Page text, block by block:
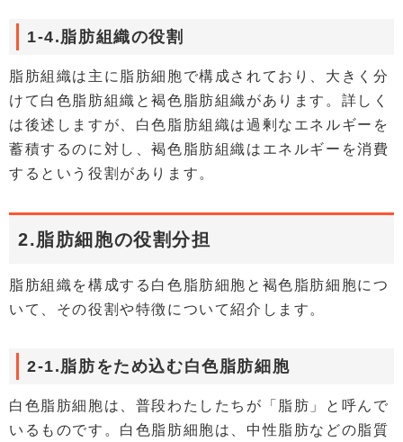
1-4.脂肪組織の役割
脂肪組織は主に脂肪細胞で構成されており、大きく分
けて白色脂肪組織と褐色脂肪組織があります。詳しく
は後述しますが、白色脂肪組織は過剰なエネルギーを
蓄積するのに対し、褐色脂肪組織はエネルギーを消費
するという役割があります。
2.脂肪細胞の役割分担
脂肪組織を構成する白色脂肪細胞と褐色脂肪細胞につ
いて、その役割や特徴について紹介します。
2-1.脂肪をため込む白色脂肪細胞
白色脂肪細胞は、普段わたしたちが「脂肪」と呼んで
いるものです。白色脂肪細胞は、中性脂肪などの脂質